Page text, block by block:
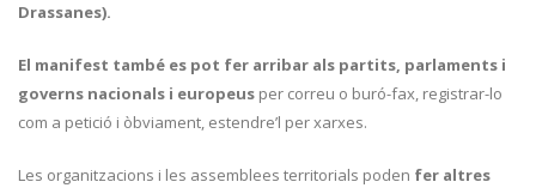
Drassanes).
El manifest també es pot fer arribar als partits, parlaments i
governs nacionals i europeus per correu o buró-fax, registrar-lo
com a petició i òbviament, estendre’l per xarxes.
Les organitzacions i les assemblees territorials poden fer altres